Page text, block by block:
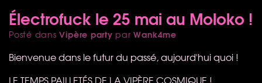
Électrofuck le 25 mai au Moloko !
Posté dansVipère party parWank4me
Bienvenue dans le futur du passé, aujourd'hui quoi !